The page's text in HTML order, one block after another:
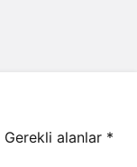
Gerekli alanlar *